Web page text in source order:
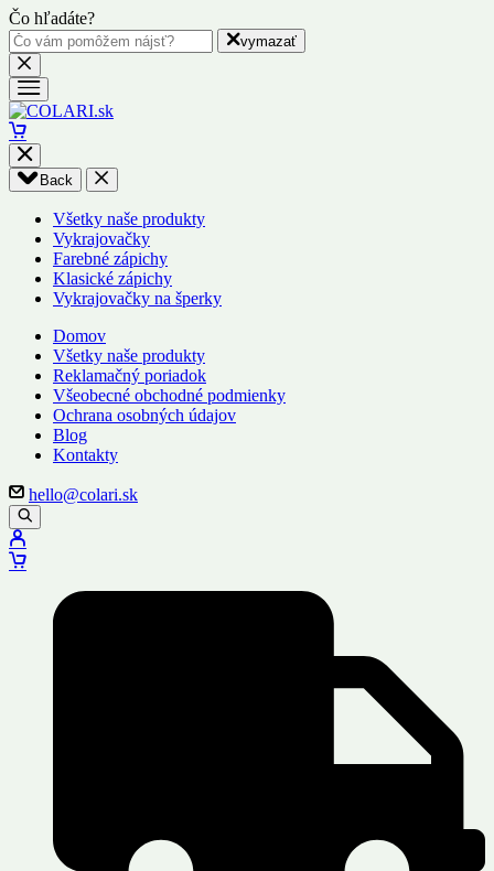
Čo hľadáte?
vymazať
Back
Všetky naše produkty
Vykrajovačky
Farebné zápichy
Klasické zápichy
Vykrajovačky na šperky
Domov
Všetky naše produkty
Reklamačný poriadok
Všeobecné obchodné podmienky
Ochrana osobných údajov
Blog
Kontakty
hello@colari.sk